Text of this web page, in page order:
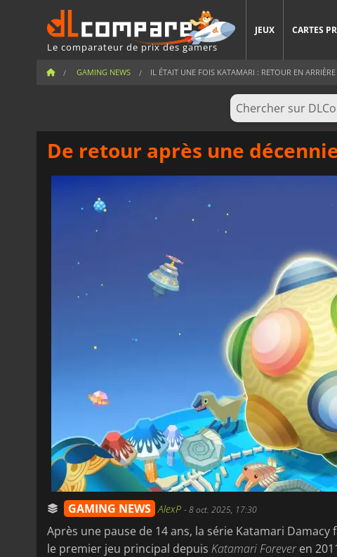
Le comparateur de prix des gamers
JEUX CARTES
GAMING NEWS IL ÉTAIT UNE FOIS KATAMARI : RETOUR EN
De retour après une
GAMING NEWS AlexP -8 oct. 2025, 17:30
Après une pause de 14 ans, la série Katamari
le premier jeu principal depuis Katamari Foreveren